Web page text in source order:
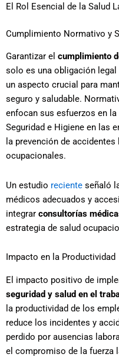
El Rol Esencial de la Salud
Cumplimiento Normativo y
Garantizar el cumplimiento
solo es una obligación
un aspecto crucial para
seguro y saludable.
enfocan sus esfuerzos en
Seguridad e Higiene en las
la prevención de
ocupacionales.
Un estudio reciente señaló
médicos adecuados y
integrar consultorías
estrategia de salud
Impacto en la Productividad
El impacto positivo de
seguridad y salud en el
la productividad de los
reduce los incidentes y
perdido por ausencias
el compromiso de la fuerza